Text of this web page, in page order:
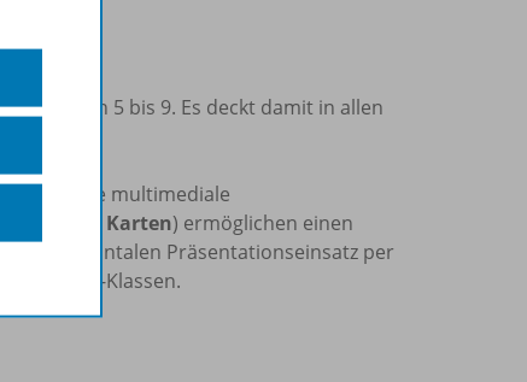
5 bis 9. Es deckt damit in allen
multimediale
Karten) ermöglichen einen
für den frontalen Präsentationseinsatz per
iPad-Klassen.